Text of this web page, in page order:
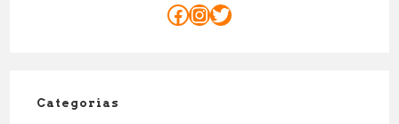
é
de
Facebook
Instagram
Twitter
Categorias